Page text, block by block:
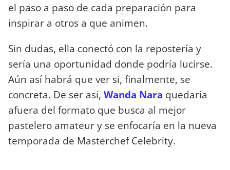
el paso a paso de cada preparación para
inspirar a otros a que animen.
Sin dudas, ella conectó con la repostería y
sería una oportunidad donde podría lucirse.
Aún así habrá que ver si, finalmente, se
concreta. De ser así, Wanda Nara quedaría
afuera del formato que busca al mejor
pastelero amateur y se enfocaría en la nueva
temporada de Masterchef Celebrity.